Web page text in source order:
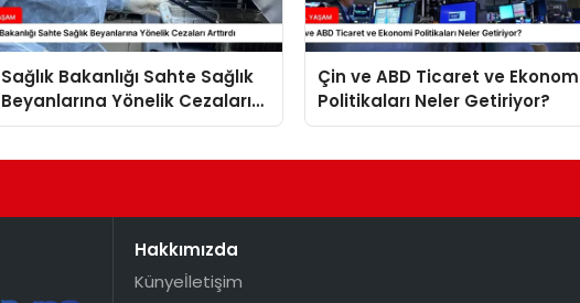
Sağlık Bakanlığı Sahte Sağlık
Beyanlarına Yönelik Cezaları
Arttırdı
Çin ve ABD Ticaret ve
Politikaları Neler Getiriyor?
Hakkımızda
Künyeİletişim